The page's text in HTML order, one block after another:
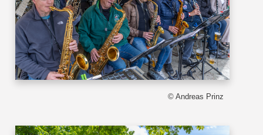
© Andreas Prinz